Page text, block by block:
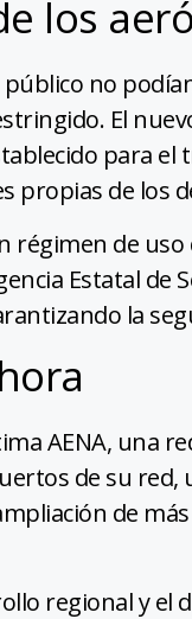
los
no
El
para el
propias de los
régimen de
Estatal de
la
AENA, una
de su red,
de
regional y el